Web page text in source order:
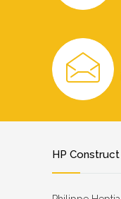
HP Construct